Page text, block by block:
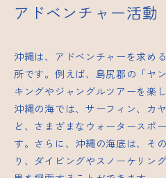
アドベンチャー活動
沖縄は、アドベンチャーを求め
所です。例えば、島尻郡の「ヤ
キングやジャングルツアーを楽
沖縄の海では、サーフィン、カ
ど、さまざまなウォータースポ
す。さらに、沖縄の海底は、そ
り、ダイビングやスノーケリン